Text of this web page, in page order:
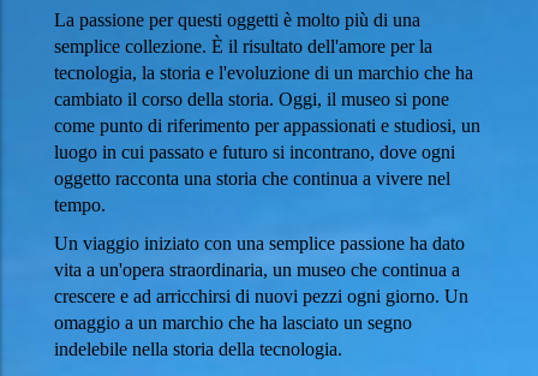
La passione per questi oggetti è molto più di una
semplice collezione. È il risultato dell'amore per la
tecnologia, la storia e l'evoluzione di un marchio che ha
cambiato il corso della storia. Oggi, il museo si pone
come punto di riferimento per appassionati e studiosi, un
luogo in cui passato e futuro si incontrano, dove ogni
oggetto racconta una storia che continua a vivere nel
tempo.
Un viaggio iniziato con una semplice passione ha dato
vita a un'opera straordinaria, un museo che continua a
crescere e ad arricchirsi di nuovi pezzi ogni giorno. Un
omaggio a un marchio che ha lasciato un segno
indelebile nella storia della tecnologia.